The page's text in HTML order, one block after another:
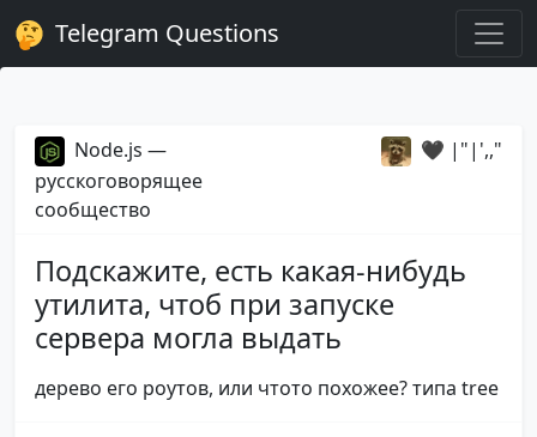
Telegram Questions
Node.js —
русскоговорящее
сообщество
🖤 |"|',,"
Подскажите, есть какая-нибудь
утилита, чтоб при запуске
сервера могла выдать
дерево его роутов, или чтото похожее? типа tree